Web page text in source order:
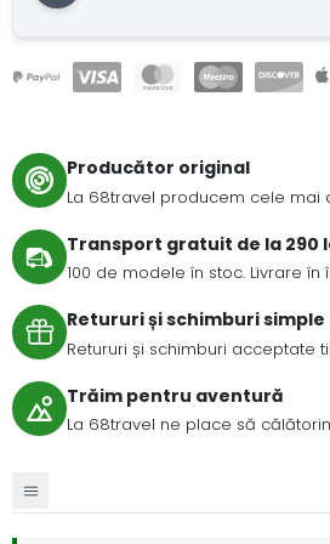
Producător original
La 68travel producem cele mai
Transport gratuit de la 290
100 de modele în stoc. Livrare
Retururi și schimburi simple
Retururi și schimburi acceptate
Trăim pentru aventură
La 68travel ne place să